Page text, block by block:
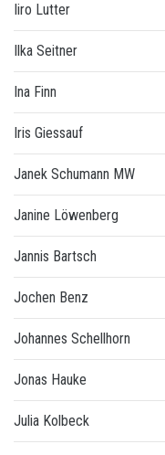
Iiro Lutter
Ilka Seitner
Ina Finn
Iris Giessauf
Janek Schumann MW
Janine Löwenberg
Jannis Bartsch
Jochen Benz
Johannes Schellhorn
Jonas Hauke
Julia Kolbeck